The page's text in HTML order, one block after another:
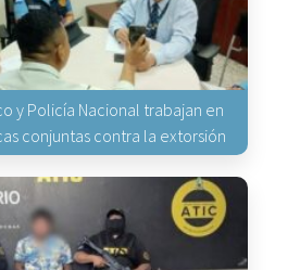
y Policía Nacional trabajan en
conjuntas contra la extorsión